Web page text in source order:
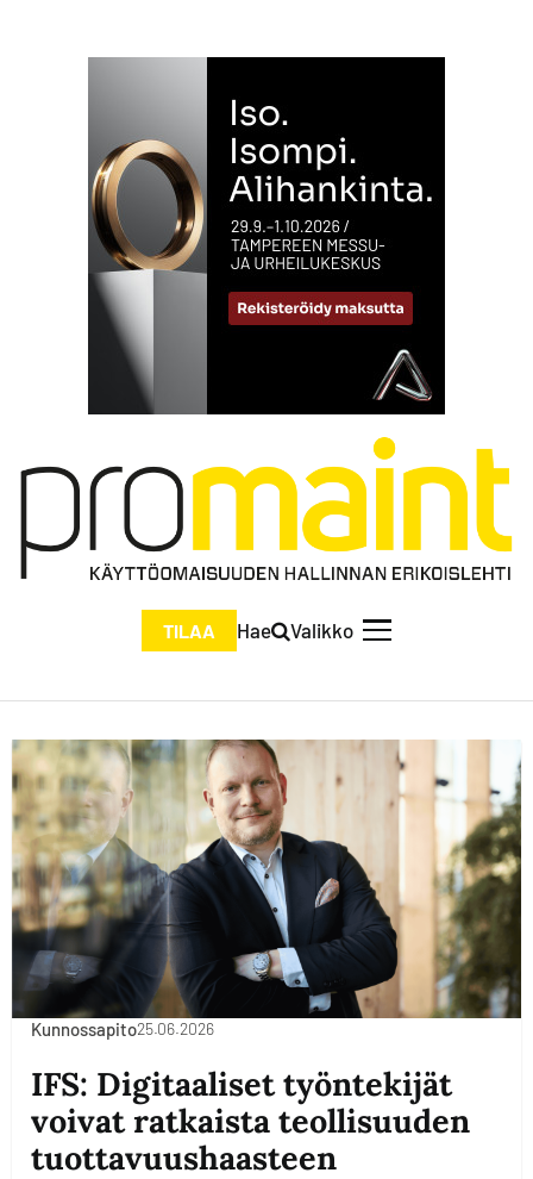
TILAA Hae Valikko
Kunnossapito25.06.2026
IFS: Digitaaliset työntekijät
voivat ratkaista teollisuuden
tuottavuushaasteen